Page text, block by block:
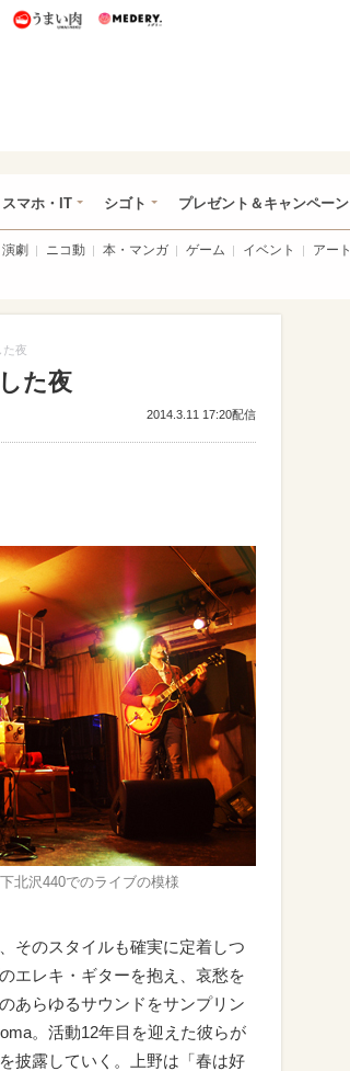
うまいパン うまい肉
スマホ・IT シゴト プレゼント＆キャンペーン
演劇 ニコ動 本・マンガ ゲーム イベント アート
た夜
た夜
2014.3.11 17:20配信
北沢440でのライブの模様
そのスタイルも確実に定着しつ
エレキ・ギターを抱え、哀愁を
あらゆるサウンドをサンプリン
。活動12年目を迎えた彼らが
披露していく。上野は「春は好